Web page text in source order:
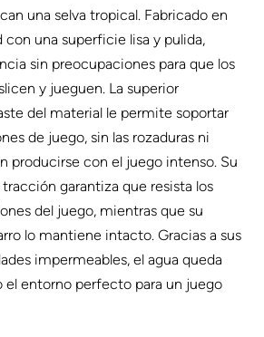
una selva tropical. Fabricado en
con una superficie lisa y pulida,
sin preocupaciones para que los
y jueguen. La superior
del material le permite soportar
de juego, sin las rozaduras ni
producirse con el juego intenso. Su
garantiza que resista los
del juego, mientras que su
lo mantiene intacto. Gracias a sus
impermeables, el agua queda
el entorno perfecto para un juego